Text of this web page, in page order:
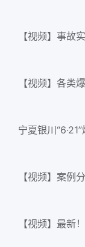
【视频】事故
宁夏银川
【视频】案例
【视频】最新